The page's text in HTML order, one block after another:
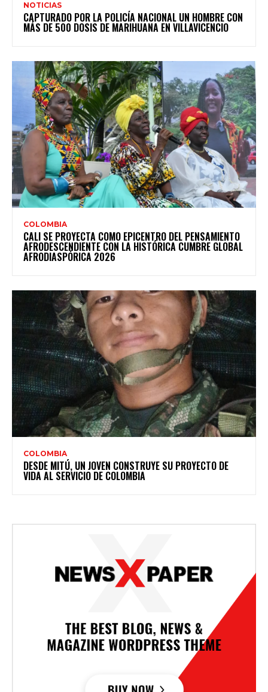
NOTICIAS
CAPTURADO POR LA POLICÍA NACIONAL UN HOMBRE CON
MÁS DE 500 DOSIS DE MARIHUANA EN VILLAVICENCIO
COLOMBIA
CALI SE PROYECTA COMO EPICENTRO DEL PENSAMIENTO
AFRODESCENDIENTE CON LA HISTÓRICA CUMBRE GLOBAL
AFRODIASPÓRICA 2026
COLOMBIA
DESDE MITÚ, UN JOVEN CONSTRUYE SU PROYECTO DE
VIDA AL SERVICIO DE COLOMBIA